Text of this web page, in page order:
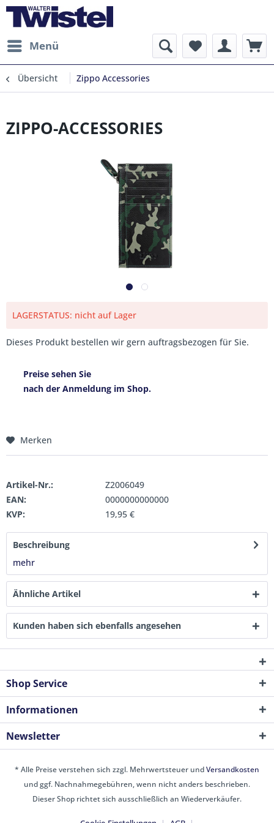
Menü
Übersicht Zippo Accessories
ZIPPO-ACCESSORIES
LAGERSTATUS: nicht auf Lager
Dieses Produkt bestellen wir gern auftragsbezogen für Sie.
Preise sehen Sie
nach der Anmeldung im Shop.
Merken
Artikel-Nr.:
Z2006049
EAN:
0000000000000
KVP:
19,95 €
Beschreibung
mehr
Ähnliche Artikel
Kunden haben sich ebenfalls angesehen
Shop Service
Informationen
Newsletter
* Alle Preise verstehen sich zzgl. Mehrwertsteuer undVersandkosten
und ggf. Nachnahmegebühren, wenn nicht anders beschrieben.
Dieser Shop richtet sich ausschließlich an Wiederverkäufer.